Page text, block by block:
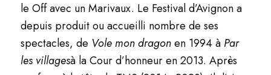
le Off avec un Marivaux. Le Festival d’Avignon a
depuis produit ou accueilli nombre de ses
spectacles, de Vole mon dragonen 1994 à Par
les villagesà la Cour d’honneur en 2013. Après